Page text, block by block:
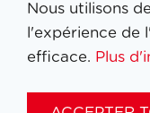
Nous utilisons
l'expérience de
efficace. Plus